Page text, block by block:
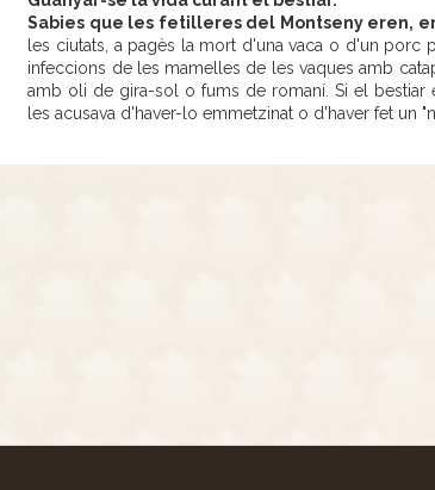
Sabies que les fetilleres del Montseny eren,
les ciutats, a pagès la mort d'una vaca o d'un porc
infeccions de les mamelles de les vaques amb
amb oli de gira-sol o fums de romaní. Si el bestiar
les acusava d'haver-lo emmetzinat o d'haver fet un